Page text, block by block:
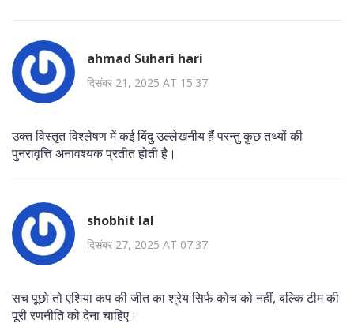
ahmad Suhari hari
दिसंबर 21, 2025 AT 15:37
उक्त विस्तृत विश्लेषण में कई बिंदु उल्लेखनीय हैं परन्तु कुछ तथ्यों की
पुनरावृत्ति अनावश्यक प्रतीत होती है।
shobhit lal
दिसंबर 27, 2025 AT 07:37
सच पूछो तो एशिया कप की जीत का श्रेय सिर्फ कोच को नहीं, बल्कि टीम की
पूरी रणनीति को देना चाहिए।